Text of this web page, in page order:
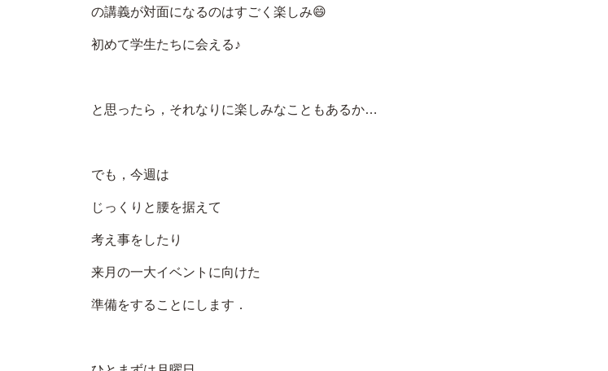
の講義が対面になるのはすごく楽しみ😄
初めて学生たちに会える♪
と思ったら，それなりに楽しみなこともあるか…
でも，今週は
じっくりと腰を据えて
考え事をしたり
来月の一大イベントに向けた
準備をすることにします．